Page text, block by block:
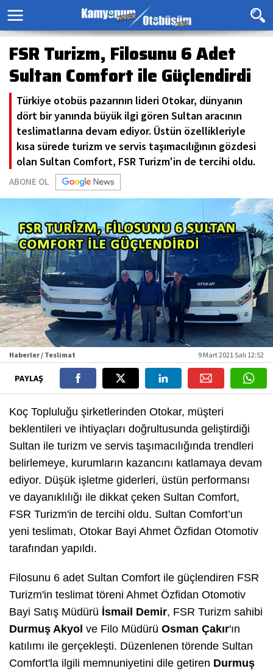
FSR Turizm, Filosunu 6 Adet
Sultan Comfort ile Güçlendirdi
Türkiye otobüs pazarının lideri Otokar, dünyanın
dört bir yanında büyük ilgi gören Sultan aracının
teslimatlarına devam ediyor. Üstün özellikleriyle
kısa sürede turizm ve servis taşımacılığının gözdesi
olan Sultan Comfort, FSR Turizm'in de tercihi oldu.
ABONE OL
Haberler / Teslimat 9 Mart 2021 Salı 12:52
PAYLAŞ
Koç Topluluğu şirketlerinden Otokar, müşteri
beklentileri ve ihtiyaçları doğrultusunda geliştirdiği
Sultan ile turizm ve servis taşımacılığında trendleri
belirlemeye, kurumların kazancını katlamaya devam
ediyor. Düşük işletme giderleri, üstün performansı
ve dayanıklılığı ile dikkat çeken Sultan Comfort,
FSR Turizm'in de tercihi oldu. Sultan Comfort’un
yeni teslimatı, Otokar Bayi Ahmet Özfidan Otomotiv
tarafından yapıldı.
Filosunu 6 adet Sultan Comfort ile güçlendiren FSR
Turizm'in teslimat töreni Ahmet Özfidan Otomotiv
Bayi Satış Müdürü İsmail Demir, FSR Turizm sahibi
Durmuş Akyol ve Filo Müdürü Osman Çakır'ın
katılımı ile gerçekleşti. Düzenlenen törende Sultan
Comfort'la ilgili memnuniyetini dile getiren Durmuş